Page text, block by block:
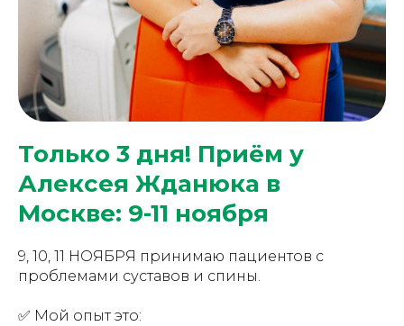
Только 3 дня! Приём у
Алексея Жданюка в
Москве: 9-11 ноября
9, 10, 11 НОЯБРЯ принимаю пациентов с
проблемами суставов и спины.
✅ Мой опыт это: